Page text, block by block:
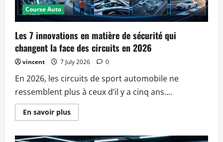
Course Auto
Les 7 innovations en matière de sécurité qui
changent la face des circuits en 2026
vincent 7 July 2026 0
En 2026, les circuits de sport automobile ne
ressemblent plus à ceux d’il y a cinq ans....
En savoir plusRead
more
7